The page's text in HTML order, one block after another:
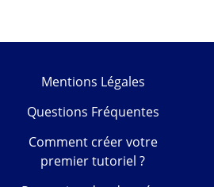
Mentions Légales
Questions Fréquentes
Comment créer votre
premier tutoriel ?